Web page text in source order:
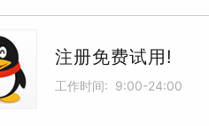
注册免费试用!
工作时间: 9:00-24:00